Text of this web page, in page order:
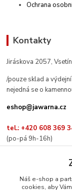
Ochrana
Kontakty
Jiráskova 2057,
/pouze sklad a
nejedná se o
eshop@jawarna.cz
tel.: +420 608 369
(po-pá 9h-16h)
Sledujte nás na
Náš e-shop a
cookies, aby